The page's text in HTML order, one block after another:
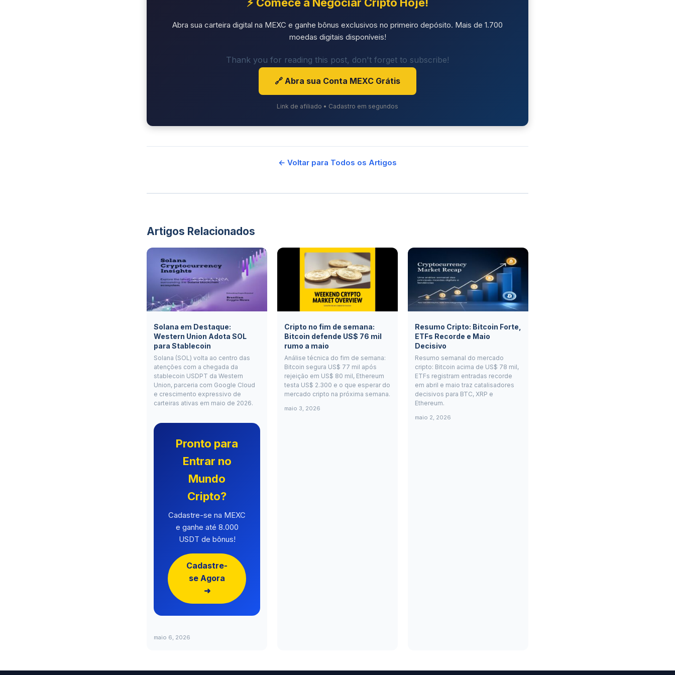
⚡ Comece a Negociar Cripto Hoje!
Abra sua carteira digital na MEXC e ganhe bônus exclusivos no primeiro depósito. Mais de 1.700
moedas digitais disponíveis!
Thank you for reading this post, don't forget to subscribe!
🔗 Abra sua Conta MEXC Grátis
Link de afiliado • Cadastro em segundos
← Voltar para Todos os Artigos
Artigos Relacionados
Solana em Destaque:
Western Union Adota SOL
para Stablecoin
Solana (SOL) volta ao centro das
atenções com a chegada da
stablecoin USDPT da Western
Union, parceria com Google Cloud
e crescimento expressivo de
carteiras ativas em maio de 2026.
Pronto para
Entrar no
Mundo
Cripto?
Cadastre-se na MEXC
e ganhe até 8.000
USDT de bônus!
Cadastre-
se Agora
➜
maio 6, 2026
Cripto no fim de semana:
Bitcoin defende US$ 76 mil
rumo a maio
Análise técnica do fim de semana:
Bitcoin segura US$ 77 mil após
rejeição em US$ 80 mil, Ethereum
testa US$ 2.300 e o que esperar do
mercado cripto na próxima semana.
maio 3, 2026
Resumo Cripto: Bitcoin Forte,
ETFs Recorde e Maio
Decisivo
Resumo semanal do mercado
cripto: Bitcoin acima de US$ 78 mil,
ETFs registram entradas recorde
em abril e maio traz catalisadores
decisivos para BTC, XRP e
Ethereum.
maio 2, 2026